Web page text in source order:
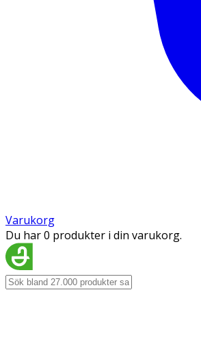
Varukorg
Du har 0 produkter i din varukorg.